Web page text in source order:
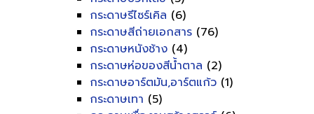
กระดาษรีไซร์เคิล (6)
กระดาษสีถ่ายเอกสาร (76)
กระดาษหนังช้าง (4)
กระดาษห่อของสีน้ำตาล (2)
กระดาษอาร์ตมัน,อาร์ตแก้ว (1)
กระดาษเทา (5)